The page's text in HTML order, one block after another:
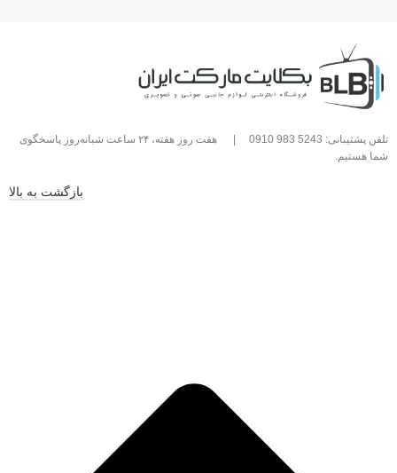
تلفن پشتیبانی: 5243 983 0910 |
هفت روز هفته، ۲۴ ساعت شبانه‌روز پاسخگوی
شما هستیم.
بازگشت به بالا